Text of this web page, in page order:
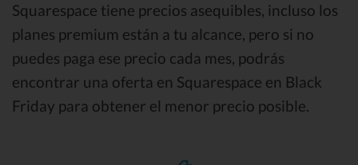
Squarespace tiene precios asequibles, incluso los
planes premium están a tu alcance, pero si no
puedes paga ese precio cada mes, podrás
encontrar una oferta en Squarespace en Black
Friday para obtener el menor precio posible.